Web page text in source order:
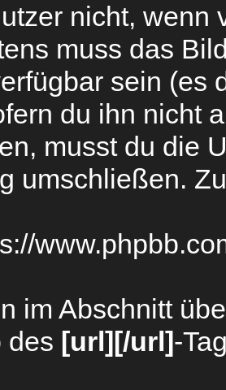
nicht, wenn
muss das
sein (es
du ihn nicht
musst du die
umschließen.
im Abschnitt
des [url][/url]-